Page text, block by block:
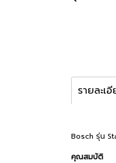
รายละเ
Bosch รุ่น
คุณสมบัติ